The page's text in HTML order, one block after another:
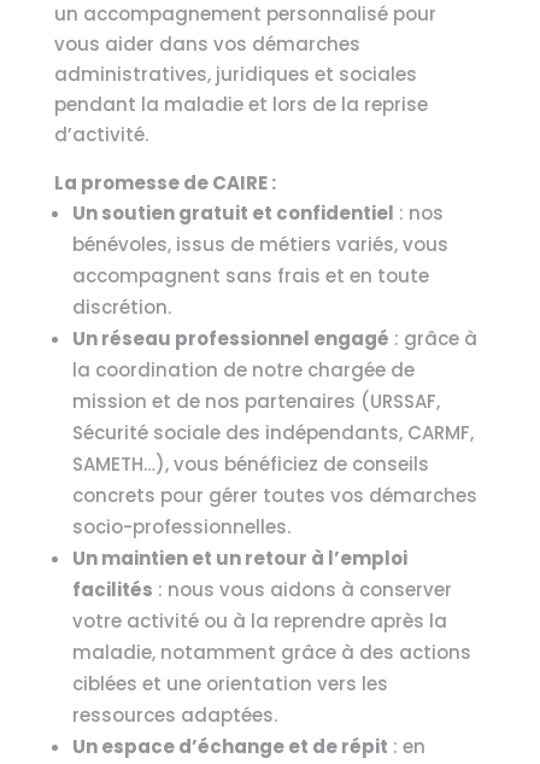
un accompagnement personnalisé pour
vous aider dans vos démarches
administratives, juridiques et sociales
pendant la maladie et lors de la reprise
d’activité.
La promesse de CAIRE :
Un soutien gratuit et confidentiel : nos
bénévoles, issus de métiers variés, vous
accompagnent sans frais et en toute
discrétion.
Un réseau professionnel engagé : grâce à
la coordination de notre chargée de
mission et de nos partenaires (URSSAF,
Sécurité sociale des indépendants, CARMF,
SAMETH…), vous bénéficiez de conseils
concrets pour gérer toutes vos démarches
socio-professionnelles.
Un maintien et un retour à l’emploi
facilités : nous vous aidons à conserver
votre activité ou à la reprendre après la
maladie, notamment grâce à des actions
ciblées et une orientation vers les
ressources adaptées.
Un espace d’échange et de répit : en